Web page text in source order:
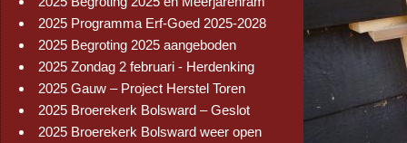
2025 Programma Erf-Goed 2025-2028
2025 Begroting 2025 aangeboden
2025 Zondag 2 februari - Herdenking
2025 Gauw – Project Herstel Toren
2025 Broerekerk Bolsward – Geslot
2025 Broerekerk Bolsward weer open